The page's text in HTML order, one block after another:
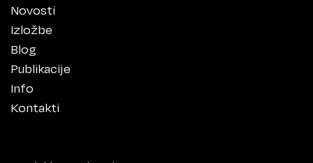
Novosti
Izložbe
Blog
Publikacije
Info
Kontakti